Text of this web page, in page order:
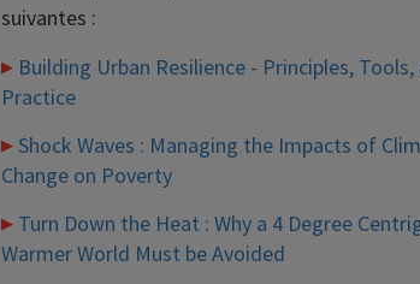
suivantes :
Building Urban Resilience - Principles, Tools,
Practice
Shock Waves : Managing the Impacts of
Change on Poverty
Turn Down the Heat : Why a 4 Degree
Warmer World Must be Avoided